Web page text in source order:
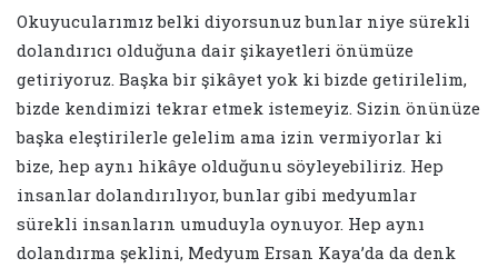
Okuyucularımız belki diyorsunuz bunlar niye sürekli
dolandırıcı olduğuna dair şikayetleri önümüze
getiriyoruz. Başka bir şikâyet yok ki bizde getirilelim,
bizde kendimizi tekrar etmek istemeyiz. Sizin önünüze
başka eleştirilerle gelelim ama izin vermiyorlar ki
bize, hep aynı hikâye olduğunu söyleyebiliriz. Hep
insanlar dolandırılıyor, bunlar gibi medyumlar
sürekli insanların umuduyla oynuyor. Hep aynı
dolandırma şeklini, Medyum Ersan Kaya’da da denk